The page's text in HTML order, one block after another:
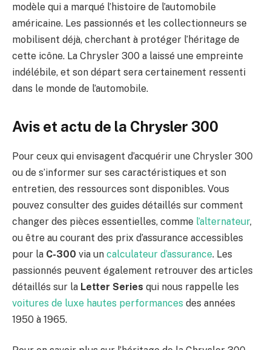
modèle qui a marqué l’histoire de l’automobile
américaine. Les passionnés et les collectionneurs se
mobilisent déjà, cherchant à protéger l’héritage de
cette icône. La Chrysler 300 a laissé une empreinte
indélébile, et son départ sera certainement ressenti
dans le monde de l’automobile.
Avis et actu de la Chrysler 300
Pour ceux qui envisagent d’acquérir une Chrysler 300
ou de s’informer sur ses caractéristiques et son
entretien, des ressources sont disponibles. Vous
pouvez consulter des guides détaillés sur comment
changer des pièces essentielles, comme l’alternateur,
ou être au courant des prix d’assurance accessibles
pour la C-300 via un calculateur d’assurance. Les
passionnés peuvent également retrouver des articles
détaillés sur la Letter Series qui nous rappelle les
voitures de luxe hautes performances des années
1950 à 1965.